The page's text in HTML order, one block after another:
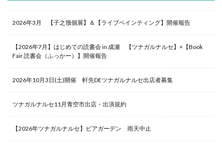
2026年3月 【子之籏個展】＆【ライブペインティング】開催報告
【2026年7月】はじめての読書会 in 成瀬 【ツナガルナルセ】×【Book
Fair 読書会（ふっかー）】開催報告
2026年10月3日(土)開催 軒先DEツナガルナルセ出店者募集
ツナガルナルセ11月青空市出店・出演規約
【2026年ツナガルナルセ】ビアガーデン 雨天中止